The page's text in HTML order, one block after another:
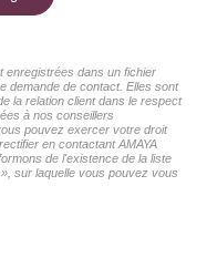
enregistrées dans un fichier
demande de contact. Elles sont
la relation client dans le respect
à nos conseillers
pouvez exercer votre droit
en contactant AMAYA
de l'existence de la liste
sur laquelle vous pouvez vous